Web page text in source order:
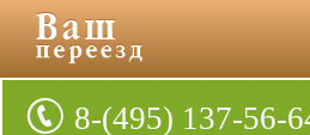
8-(495) 137-56-